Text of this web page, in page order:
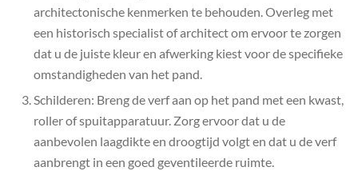
architectonische kenmerken te behouden. Overleg met
een historisch specialist of architect om ervoor te zorgen
dat u de juiste kleur en afwerking kiest voor de specifieke
omstandigheden van het pand.
Schilderen: Breng de verf aan op het pand met een kwast,
roller of spuitapparatuur. Zorg ervoor dat u de
aanbevolen laagdikte en droogtijd volgt en dat u de verf
aanbrengt in een goed geventileerde ruimte.